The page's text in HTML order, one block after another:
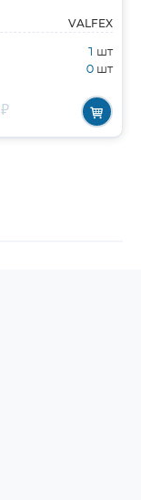
VALFEX
1 шт
0 шт
₽